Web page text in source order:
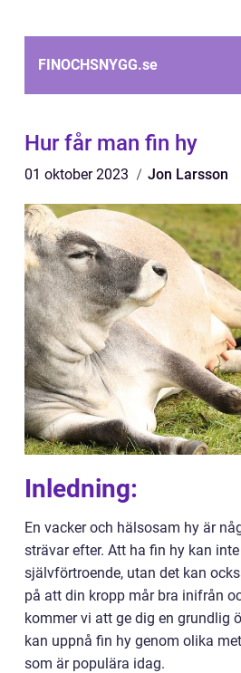
FINOCHSNYGG.se
Hur får man fin hy
01 oktober 2023 Jon Larsson
Inledning:
En vacker och hälsosam hy är
strävar efter. Att ha fin hy kan
självförtroende, utan det kan
på att din kropp mår bra inifrån
kommer vi att ge dig en grundlig
kan uppnå fin hy genom olika
som är populära idag.